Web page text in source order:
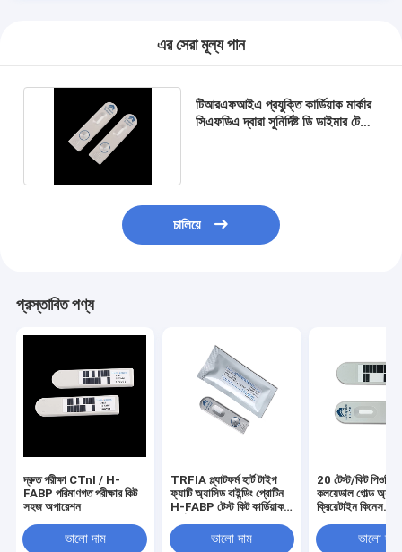
এর সেরা মূল্য পান
টিআরএফআইএ প্রযুক্তি কার্ডিয়াক মার্কার
সিএফডিএ দ্বারা সুনির্দিষ্ট ডি ডাইমার টেস্ট
চালিয়ে
প্রস্তাবিত পণ্য
দ্রুত পরীক্ষা CTnI / H-
FABP পরিমাণগত পরীক্ষার কিট
সহজ অপারেশন
ভালো দাম
TRFIA প্ল্যাটফর্ম হার্ট টাইপ
ফ্যাটি অ্যাসিড বাইন্ডিং প্রোটিন
H-FABP টেস্ট কিট কার্ডিয়াক
ভালো দাম
20 টেস্ট/কিট পিওসি
কলয়েডাল গোল্ড
ক্রিয়েটাইন কিনেস
ভালো দাম